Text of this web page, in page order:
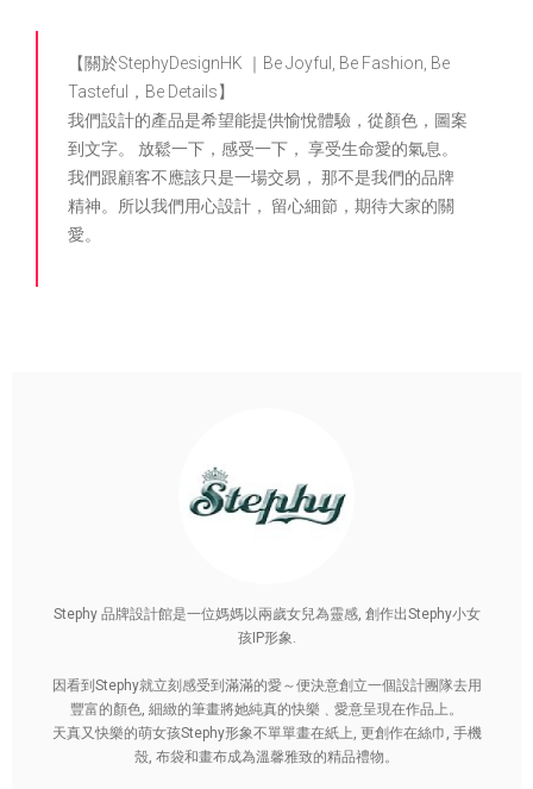
【關於StephyDesignHK ｜Be Joyful, Be Fashion, Be
Tasteful，Be Details】
我們設計的產品是希望能提供愉悅體驗，從顏色，圖案
到文字。 放鬆一下，感受一下， 享受生命愛的氣息。
我們跟顧客不應該只是一場交易， 那不是我們的品牌
精神。所以我們用心設計， 留心細節，期待大家的關
愛。
Stephy 品牌設計館是一位媽媽以兩歲女兒為靈感, 創作出Stephy小女
孩IP形象.
因看到Stephy就立刻感受到滿滿的愛～便決意創立一個設計團隊去用
豐富的顏色, 細緻的筆畫將她純真的快樂﹑愛意呈現在作品上。
天真又快樂的萌女孩Stephy形象不單單畫在紙上, 更創作在絲巾, 手機
殼, 布袋和畫布成為溫馨雅致的精品禮物。